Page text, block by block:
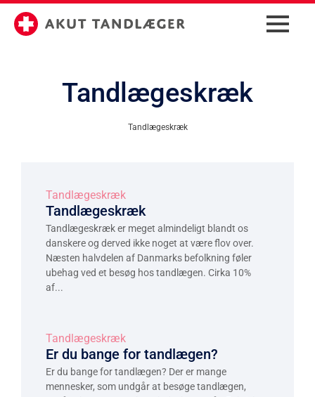
Tandlægeskræk
Tandlægeskræk
Tandlægeskræk
Tandlægeskræk
Tandlægeskræk er meget almindeligt blandt os
danskere og derved ikke noget at være flov over.
Næsten halvdelen af Danmarks befolkning føler
ubehag ved et besøg hos tandlægen. Cirka 10%
af...
Tandlægeskræk
Er du bange for tandlægen?
Er du bange for tandlægen? Der er mange
mennesker, som undgår at besøge tandlægen,